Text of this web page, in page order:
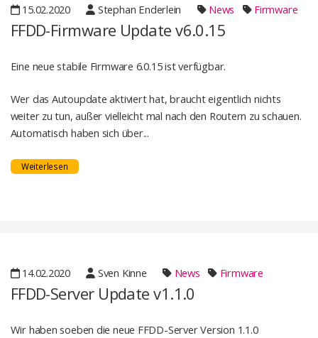
15.02.2020 Stephan Enderlein News Firmware
FFDD-Firmware Update v6.0.15
Eine neue stabile Firmware 6.0.15 ist verfügbar.
Wer das Autoupdate aktiviert hat, braucht eigentlich nichts
weiter zu tun, außer vielleicht mal nach den Routern zu schauen.
Automatisch haben sich über...
Weiterlesen
14.02.2020 Sven Kinne News Firmware
FFDD-Server Update v1.1.0
Wir haben soeben die neue FFDD-Server Version 1.1.0